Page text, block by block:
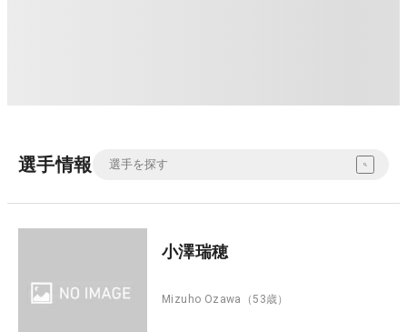
選手情報
小澤瑞穂
Mizuho Ozawa （53歳）